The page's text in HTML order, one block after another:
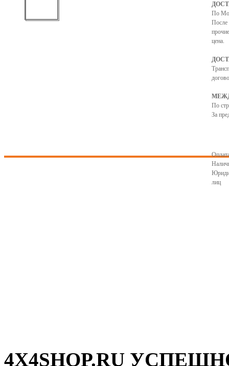
По
После
цена.
По
За
лиц
4X4SHOP.RU